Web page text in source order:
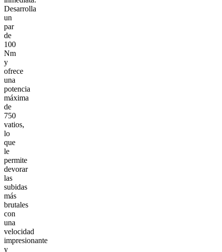
Desarrolla
un
par
de
100
Nm
y
ofrece
una
potencia
máxima
de
750
vatios,
lo
que
le
permite
devorar
las
subidas
más
brutales
con
una
velocidad
impresionante
y